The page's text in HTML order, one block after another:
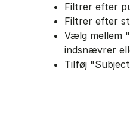
Filtrer efter
Filtrer efter
Vælg mellem
indsnævrer
Tilføj